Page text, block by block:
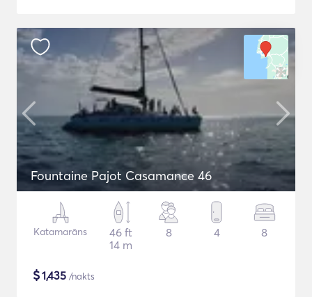
Fountaine Pajot Casamance 46
Katamarāns
46 ft
14 m
8 4 8
$1,435 /nakts